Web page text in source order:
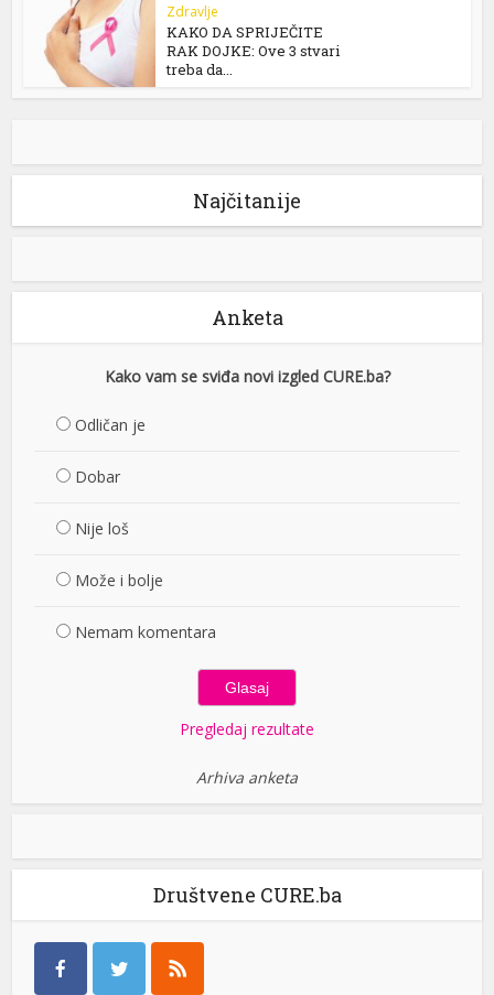
Zdravlje
KAKO DA SPRIJEČITE
RAK DOJKE: Ove 3 stvari
treba da...
Najčitanije
Anketa
Kako vam se sviđa novi izgled CURE.ba?
Odličan je
Dobar
Nije loš
Može i bolje
Nemam komentara
Pregledaj rezultate
Arhiva anketa
Društvene CURE.ba